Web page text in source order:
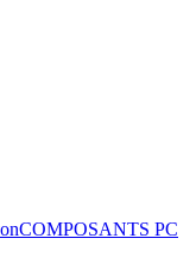
COMPOSANTS PC